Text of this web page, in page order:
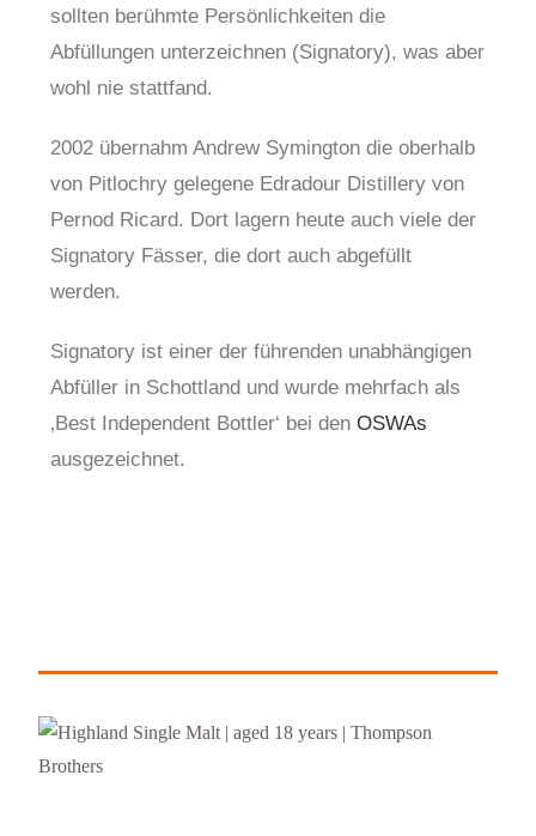
sollten berühmte Persönlichkeiten die
Abfüllungen unterzeichnen (Signatory), was aber
wohl nie stattfand.
2002 übernahm Andrew Symington die oberhalb
von Pitlochry gelegene Edradour Distillery von
Pernod Ricard. Dort lagern heute auch viele der
Signatory Fässer, die dort auch abgefüllt
werden.
Signatory ist einer der führenden unabhängigen
Abfüller in Schottland und wurde mehrfach als
‚Best Independent Bottler‘ bei denOSWAs
ausgezeichnet.